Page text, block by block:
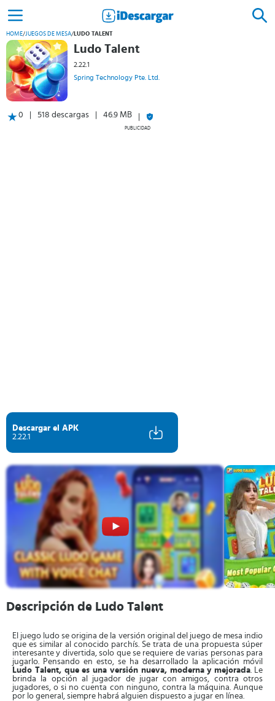
HOME/JUEGOS DE MESA/ LUDO TALENT
Ludo Talent
2.22.1
Spring Technology Pte. Ltd.
0 518 descargas 46.9 MB
PUBLICIDAD
Descargar el APK
2.22.1
Descripción de Ludo Talent
El juego ludo se origina de la versión original del juego de mesa indio
que es similar al conocido parchís. Se trata de una propuesta súper
interesante y divertida, solo que se requiere de varias personas para
jugarlo. Pensando en esto, se ha desarrollado la aplicación móvil
Ludo Talent, que es una versión nueva, moderna y mejorada. Le
brinda la opción al jugador de jugar con amigos, contra otros
jugadores, o si no cuenta con ninguno, contra la máquina. Aunque
por lo general, siempre habrá alguien dispuesto a jugar en línea.